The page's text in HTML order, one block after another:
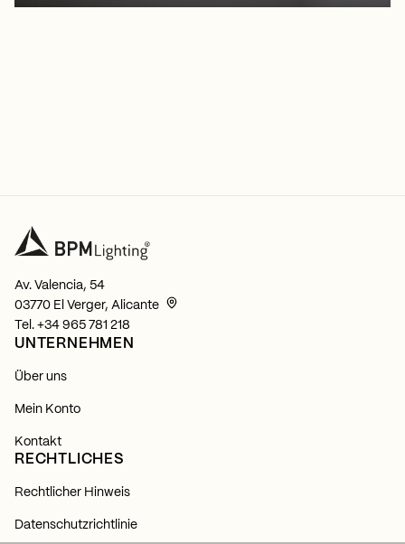
Av. Valencia, 54
03770 El Verger, Alicante
Tel. +34 965 781 218
UNTERNEHMEN
Über uns
Mein Konto
Kontakt
RECHTLICHES
Rechtlicher Hinweis
Datenschutzrichtlinie